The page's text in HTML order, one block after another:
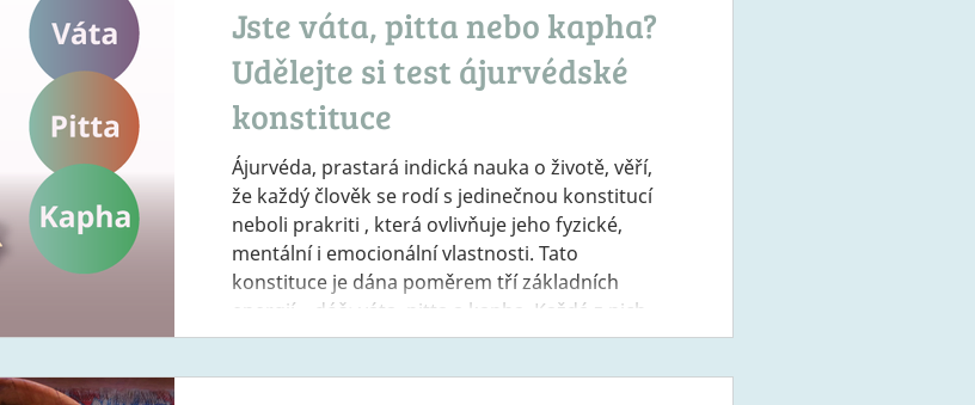
Jste váta, pitta nebo kapha?
Udělejte si test ájurvédské
konstituce
Ájurvéda, prastará indická nauka o životě, věří,
že každý člověk se rodí s jedinečnou konstitucí
neboli prakriti , která ovlivňuje jeho fyzické,
mentální i emocionální vlastnosti. Tato
konstituce je dána poměrem tří základních
energií – dóš: váta, pitta a kapha. Každá z nich
má svou specifickou povahu a vliv na tělo i mysl.